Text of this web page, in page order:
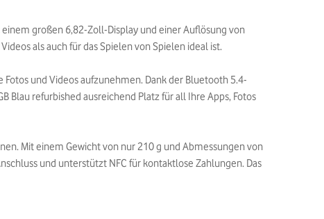
großen 6,82-Zoll-Display und einer Auflösung von
als auch für das Spielen von Spielen ideal ist.
und Videos aufzunehmen. Dank der Bluetooth 5.4-
Blau refurbished ausreichend Platz für all Ihre Apps, Fotos
Mit einem Gewicht von nur 210 g und Abmessungen von
und unterstützt NFC für kontaktlose Zahlungen. Das